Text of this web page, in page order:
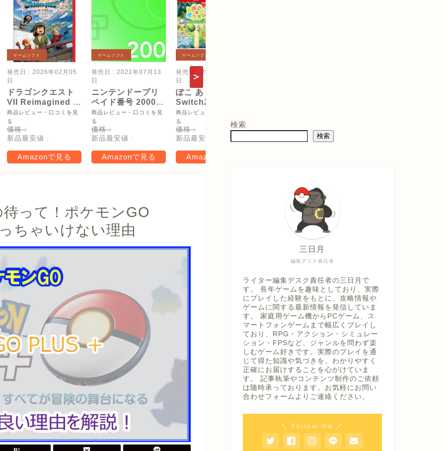
ゲームソフト
発売日 : 2026年02月05
日
ドラゴンクエスト
VII Reimagined -
Switch2
商品レビュー・口コミを見
る
価格 :
新品最安値 :
Amazonで見る
ゲームソフト
発売日 : 2021年07月13
日
ニンテンドープリ
ペイド番号 2000
円|オンラインコー
ド版
商品レビュー・口コミを見
る
価格 :
新品最安値 :
Amazonで見る
ゲームソフト
発売日 : 2026年03月05
日
ぽこ あ ポケモン -
Switch2
【Amazon.co.jpオ
リジナル特典】メ
タモン型木製トレ
ー(サイズ約直径
16cm) 同梱 & デジ
タル特典 家具「ひ
商品レビュー・口コミを見
る
価格 :
新品最安値 :
Amazonで見る
価格 :
って！ポケモンGO
ちゃいけない理由
検索
検索
編集デスク責任者
三日月
ライター編集デスク責任者の三日月で
す。 長年ゲームを趣味としており、実際
にプレイした経験をもとに、攻略情報や
ゲームに関する最新情報を発信していま
す。 家庭用ゲーム機からPCゲーム、ス
マートフォンゲームまで幅広くプレイし
ており、RPG・アクション・シミュレー
ション・FPSなど、ジャンルを問わず楽
しむゲーム好きです。実際のプレイを通
じて得た知識や気づきを、わかりやすく
正確にお届けすることを心がけていま
す。 記事執筆やコンテンツ制作のご依頼
は随時承っております。お気軽にお問い
合わせフォームよりご連絡ください。
＼ Follow me ／